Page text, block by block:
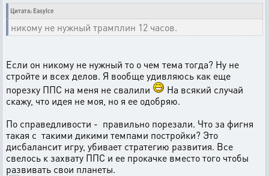
Цитата: EasyIce
никому не нужный трамплин 12 часов.
Если он никому не нужный то о чем тема тогда? Ну не
стройте и всех делов. Я вообще удивляюсь как еще
порезку ППС на меня не свалили
На всякий случай
скажу, что идея не моя, но я ее одобряю.
По справедливости - правильно порезали. Что за фигня
такая с такими дикими темпами постройки? Это
дисбалансит игру, убивает стратегию развития. Все
свелось к захвату ППС и ее прокачке вместо того чтобы
развивать свои планеты.